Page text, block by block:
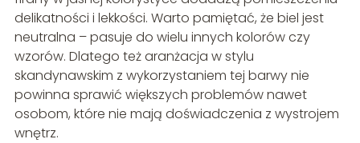
delikatności i lekkości. Warto pamiętać, że biel jest
neutralna – pasuje do wielu innych kolorów czy
wzorów. Dlatego też aranżacja w stylu
skandynawskim z wykorzystaniem tej barwy nie
powinna sprawić większych problemów nawet
osobom, które nie mają doświadczenia z wystrojem
wnętrz.